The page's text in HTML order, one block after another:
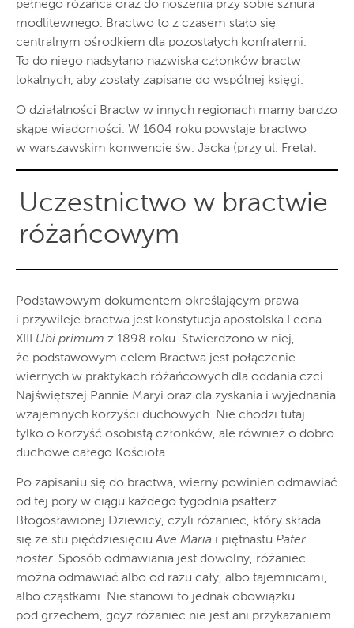
pełnego różańca oraz do noszenia przy sobie sznura
modlitewnego. Bractwo to z czasem stało się
centralnym ośrodkiem dla pozostałych konfraterni.
To do niego nadsyłano nazwiska członków bractw
lokalnych, aby zostały zapisane do wspólnej księgi.
O działalności Bractw w innych regionach mamy bardzo
skąpe wiadomości. W 1604 roku powstaje bractwo
w warszawskim konwencie św. Jacka (przy ul. Freta).
Uczestnictwo w bractwie
różańcowym
Podstawowym dokumentem określającym prawa
i przywileje bractwa jest konstytucja apostolska Leona
XIII Ubi primum z 1898 roku. Stwierdzono w niej,
że podstawowym celem Bractwa jest połączenie
wiernych w praktykach różańcowych dla oddania czci
Najświętszej Pannie Maryi oraz dla zyskania i wyjednania
wzajemnych korzyści duchowych. Nie chodzi tutaj
tylko o korzyść osobistą członków, ale również o dobro
duchowe całego Kościoła.
Po zapisaniu się do bractwa, wierny powinien odmawiać
od tej pory w ciągu każdego tygodnia psałterz
Błogosławionej Dziewicy, czyli różaniec, który składa
się ze stu pięćdziesięciuAve Maria i piętnastu Pater
noster. Sposób odmawiania jest dowolny, różaniec
można odmawiać albo od razu cały, albo tajemnicami,
albo cząstkami. Nie stanowi to jednak obowiązku
pod grzechem, gdyż różaniec nie jest ani przykazaniem